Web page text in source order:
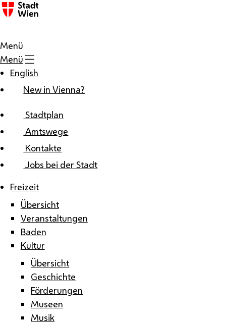
Zum Inhalt
Menü
Menü
English
New in Vienna?
Stadtplan
Amtswege
Kontakte
Jobs bei der Stadt
Freizeit
Übersicht
Veranstaltungen
Baden
Kultur
Übersicht
Geschichte
Förderungen
Museen
Musik